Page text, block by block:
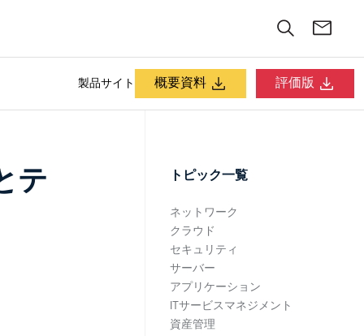
製品サイト 概要資料 評価版
テ トピック一覧
ネットワーク
クラウド
セキュリティ
サーバー
アプリケーション
ITサービスマネジメント
資産管理